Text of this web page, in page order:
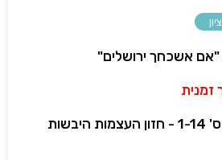
אשכחך ירושלים"
זמנית